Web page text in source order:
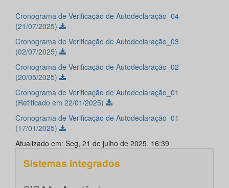
Cronograma de Verificação de Autodeclaração_04
(21/07/2025)
Cronograma de Verificação de Autodeclaração_03
(02/07/2025)
Cronograma de Verificação de Autodeclaração_02
(20/05/2025)
Cronograma de Verificação de Autodeclaração_01
(Retificado em 22/01/2025)
Cronograma de Verificação de Autodeclaração_01
(17/01/2025)
Atualizado em: Seg, 21 de julho de 2025, 16:39
Sistemas integrados